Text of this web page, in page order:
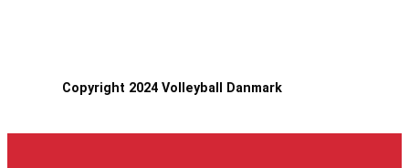
Copyright 2024 Volleyball Danmark